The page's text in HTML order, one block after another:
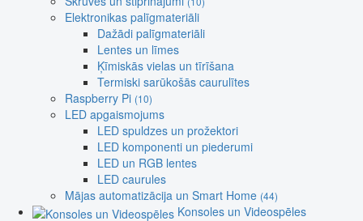
Elektronikas palīgmateriāli
Dažādi palīgmateriāli
Lentes un līmes
Ķīmiskās vielas un tīrīšana
Termiski sarūkošās caurulītes
Raspberry Pi (10)
LED apgaismojums
LED spuldzes un prožektori
LED komponenti un piederumi
LED un RGB lentes
LED caurules
Mājas automatizācija un Smart Home (44)
Konsoles un Videospēles